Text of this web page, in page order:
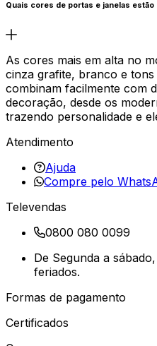
Quais cores de portas e janelas estão
As cores mais em alta no
cinza grafite, branco e tons
combinam facilmente com
decoração, desde os
trazendo personalidade e
Atendimento
Ajuda
Compre pelo
Televendas
0800 080 0099
De Segunda a
feriados.
Formas de pagamento
Certificados